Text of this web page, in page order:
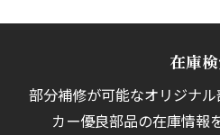
在庫
部分補修が可能なオリジナ
カー優良部品の在庫情報